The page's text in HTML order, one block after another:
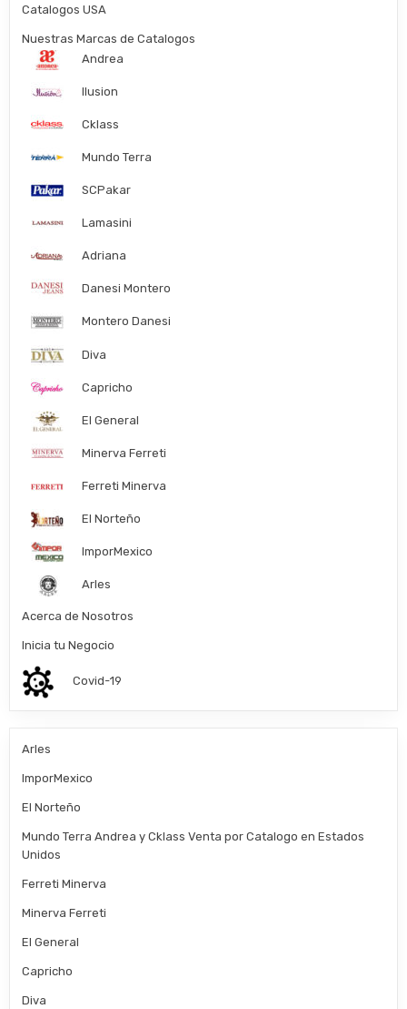
Catalogos USA
Nuestras Marcas de Catalogos
Andrea
Ilusion
Cklass
Mundo Terra
SCPakar
Lamasini
Adriana
Danesi Montero
Montero Danesi
Diva
Capricho
El General
Minerva Ferreti
Ferreti Minerva
El Norteño
ImporMexico
Arles
Acerca de Nosotros
Inicia tu Negocio
Covid-19
Arles
ImporMexico
El Norteño
Mundo Terra Andrea y Cklass Venta por Catalogo en Estados
Unidos
Ferreti Minerva
Minerva Ferreti
El General
Capricho
Diva